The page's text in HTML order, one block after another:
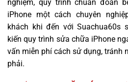
nghiệm, quy trình chuẩn đoán
iPhone một cách chuyên
khách khi đến với Suachua60s
kiến quy trình sửa chữa iPhone
vấn miễn phí cách sử dụng, tránh
phải.